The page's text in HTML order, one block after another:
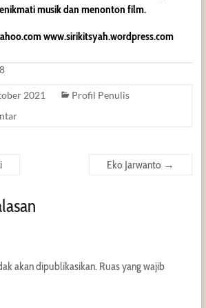
musik dan menonton film.
www.sirikitsyah.wordpress.com
2021
Profil Penulis
Eko Jarwanto →
akan dipublikasikan. Ruas yang wajib